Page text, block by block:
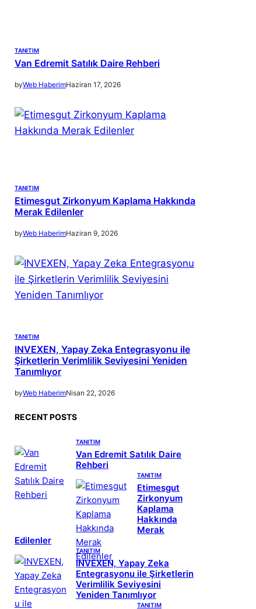
TANITIM
Van Edremit Satılık Daire Rehberi
byWeb HaberimHaziran 17, 2026
TANITIM
Etimesgut Zirkonyum Kaplama Hakkında
Merak Edilenler
byWeb HaberimHaziran 9, 2026
TANITIM
INVEXEN, Yapay Zeka Entegrasyonu ile
Şirketlerin Verimlilik Seviyesini Yeniden
Tanımlıyor
byWeb HaberimNisan 22, 2026
RECENT POSTS
TANITIM
Van Edremit Satılık Daire
Rehberi
TANITIM
Etimesgut
Zirkonyum
Kaplama
Hakkında
Merak
Edilenler
TANITIM
INVEXEN, Yapay Zeka
Entegrasyonu ile Şirketlerin
Verimlilik Seviyesini
Yeniden Tanımlıyor
TANITIM